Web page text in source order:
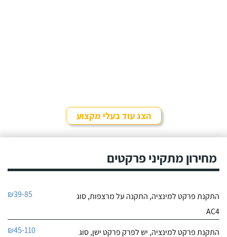
הצג עוד בעלי מקצוע
מחירון מתקיני פרקטים
התקנת פרקט למינציה, התקנה על מרצפות, סוג
AC4
₪39-85
התקנת פרקט למינציה, יש לפרק פרקט ישן, סוג
₪45-110